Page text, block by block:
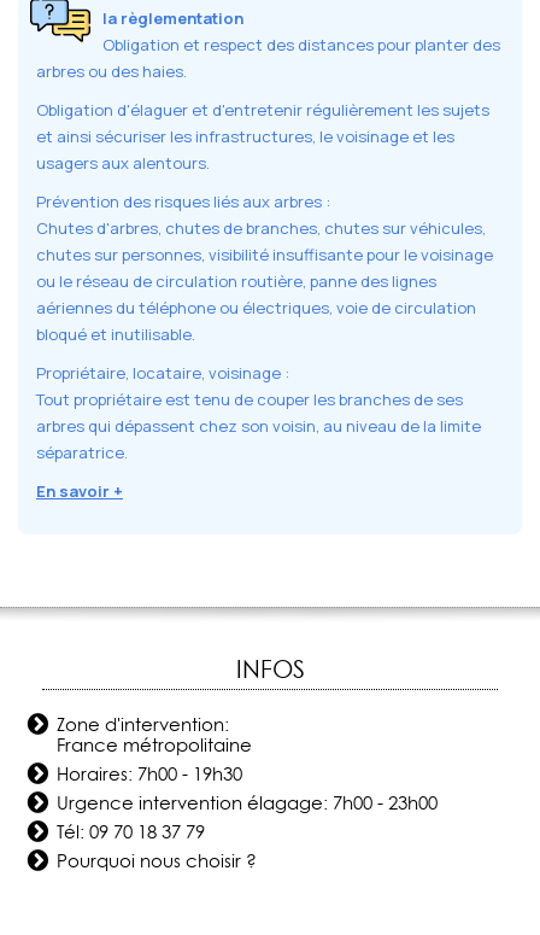
la règlementation
Obligation et respect des distances pour planter des
arbres ou des haies.
Obligation d'élaguer et d'entretenir régulièrement les sujets
et ainsi sécuriser les infrastructures, le voisinage et les
usagers aux alentours.
Prévention des risques liés aux arbres :
Chutes d'arbres, chutes de branches, chutes sur véhicules,
chutes sur personnes, visibilité insuffisante pour le voisinage
ou le réseau de circulation routière, panne des lignes
aériennes du téléphone ou électriques, voie de circulation
bloqué et inutilisable.
Propriétaire, locataire, voisinage :
Tout propriétaire est tenu de couper les branches de ses
arbres qui dépassent chez son voisin, au niveau de la limite
séparatrice.
En savoir +
INFOS
Zone d'intervention:
France métropolitaine
Horaires: 7h00 - 19h30
Urgence intervention élagage: 7h00 - 23h00
Tél:09 70 18 37 79
Pourquoi nous choisir ?